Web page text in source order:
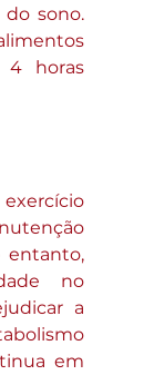
sono.
4 horas
entanto,
no
a
em